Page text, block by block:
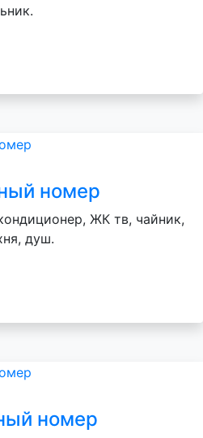
номер
ЖК тв, чайник,
душ.
номер